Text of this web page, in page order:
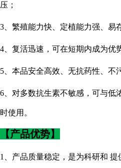
压；
3、繁殖能力快、定植能力强、易
4、复活迅速，可在短期内成为优
5、本品安全高效、无抗药性、不
6、对多数抗生素不敏感，可与低
时使用。
【产品优势】
1、产品质量稳定，是为科研和